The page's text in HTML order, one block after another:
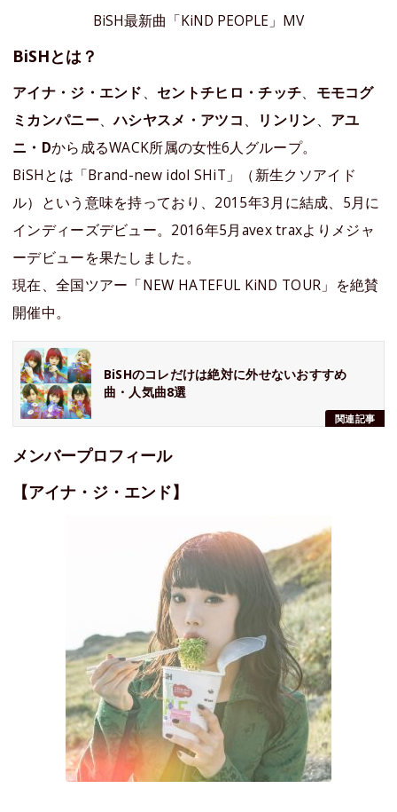
BiSH最新曲「KiND PEOPLE」MV
BiSHとは？
アイナ・ジ・エンド、 セントチヒロ・チッチ、 モモコグ
ミカンパニー、ハシヤスメ・アツコ、 リンリン、 アユ
ニ・Dから成るWACK所属の女性6人グループ。
BiSHとは「Brand-new idol SHiT」（新生クソアイド
ル）という意味を持っており、2015年3月に結成、5月に
インディーズデビュー。2016年5月avex traxよりメジャ
ーデビューを果たしました。
現在、全国ツアー「NEW HATEFUL KiND TOUR」を絶賛
開催中。
関連記事
BiSHのコレだけは絶対に外せないおすすめ
曲・人気曲8選
メンバープロフィール
【アイナ・ジ・エンド】